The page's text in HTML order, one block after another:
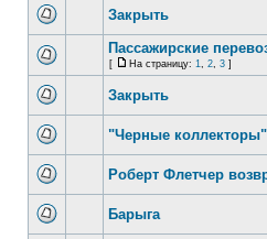
Закрыть
Пассажирские
[ На страницу: 1, 2, 3 ]
Закрыть
"Черные коллекторы"
Роберт Флетчер
Барыга